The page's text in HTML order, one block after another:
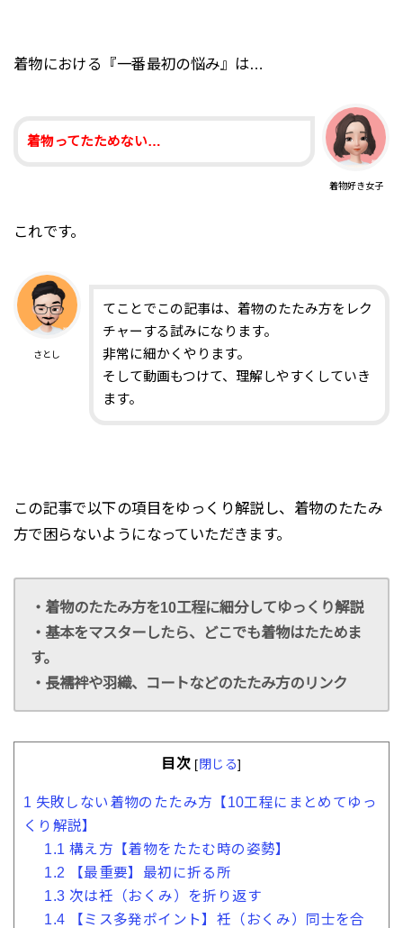
着物における『一番最初の悩み』は…
着物好き女子
着物ってたためない…
これです。
さとし
てことでこの記事は、着物のたたみ方をレク
チャーする試みになります。
非常に細かくやります。
そして動画もつけて、理解しやすくしていき
ます。
この記事で以下の項目をゆっくり解説し、着物のたたみ
方で困らないようになっていただきます。
・着物のたたみ方を10工程に細分してゆっくり解説
・基本をマスターしたら、どこでも着物はたためま
す。
・長襦袢や羽織、コートなどのたたみ方のリンク
目次 [閉じる]
1 失敗しない着物のたたみ方【10工程にまとめてゆっ
くり解説】
1.1 構え方【着物をたたむ時の姿勢】
1.2 【最重要】最初に折る所
1.3 次は衽（おくみ）を折り返す
1.4 【ミス多発ポイント】衽（おくみ）同士を合